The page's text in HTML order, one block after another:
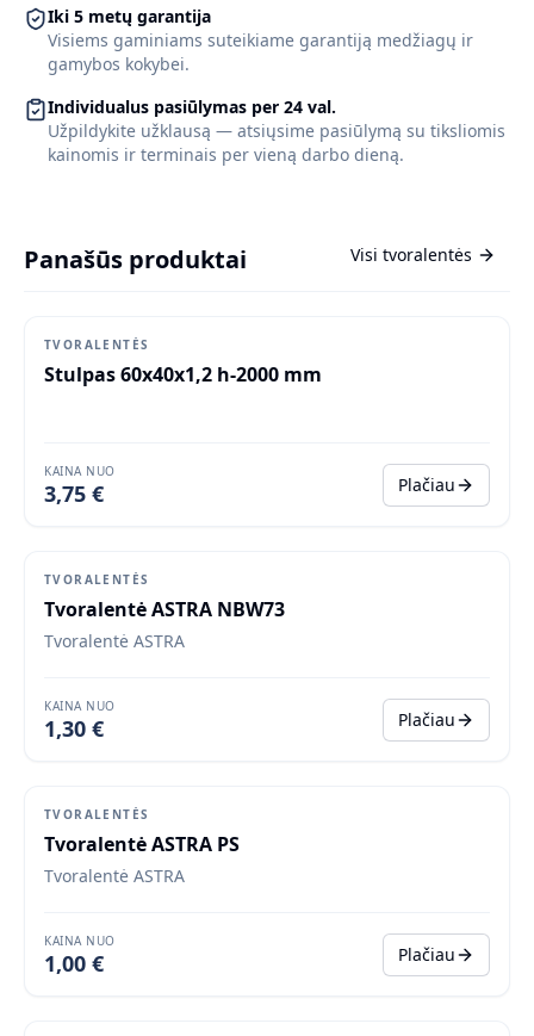
Iki 5 metų garantija
Visiems gaminiams suteikiame garantiją medžiagų ir
gamybos kokybei.
Individualus pasiūlymas per 24 val.
Užpildykite užklausą — atsiųsime pasiūlymą su tiksliomis
kainomis ir terminais per vieną darbo dieną.
Panašūs produktai Visi tvoralentės
TVORALENTĖS
Stulpas 60x40x1,2 h-2000 mm
KAINA NUO
3,75 € Plačiau
Populiaru
TVORALENTĖS
Tvoralentė ASTRA NBW73
Tvoralentė ASTRA
KAINA NUO
1,30 € Plačiau
Populiaru
TVORALENTĖS
Tvoralentė ASTRA PS
Tvoralentė ASTRA
KAINA NUO
1,00 € Plačiau